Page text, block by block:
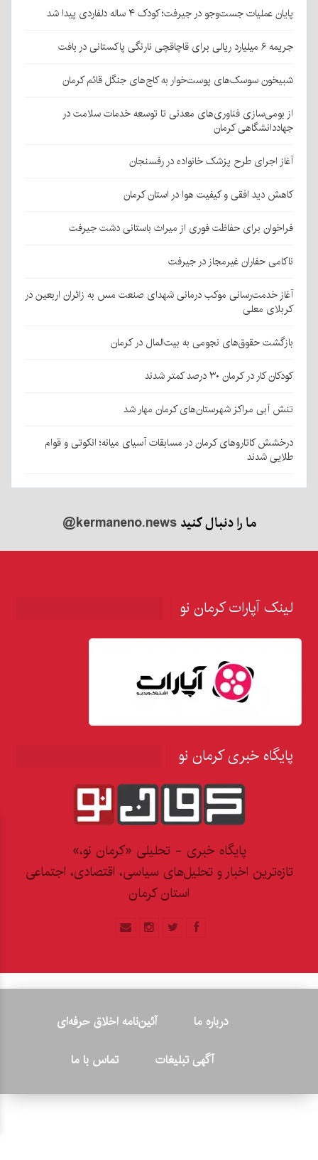
پایان عملیات جست‌وجو در جیرفت؛ کودک ۴ ساله دلفاردی پیدا شد
جریمه ۶ میلیارد ریالی برای قاچاقچی نارنگی پاکستانی در بافت
شبیخون سوسک‌های پوست‌خوار به کاج‌های جنگل قائم کرمان
از بومی‌سازی فناوری‌های معدنی تا توسعه خدمات سلامت در
جهاددانشگاهی کرمان
آغاز اجرای طرح پزشک خانواده در رفسنجان
کاهش دید افقی و کیفیت هوا در استان کرمان
فراخوان برای حفاظت فوری از میراث باستانی دشت جیرفت
ناکامی حفاران غیرمجاز در جیرفت
آغاز خدمت‌رسانی موکب درمانی شهدای صنعت مس به زائران اربعین در
کربلای معلی
بازگشت حقوق‌های نجومی به بیت‌المال در کرمان
کودکان کار در کرمان ۳۰ درصد کمتر شدند
تنش آبی مراکز شهرستان‌های کرمان مهار شد
درخشش کاتاروهای کرمان در مسابقات آسیای میانه؛ انکوتی و قوام
طلایی شدند
ما را دنبال کنید@kermaneno.news
لینک آپارات کرمان نو
پایگاه خبری کرمان نو
پایگاه خبری - تحلیلی «کرمان نو،»
تازه‌ترین اخبار و تحلیل‌های سیاسی، اقتصادی، اجتماعی
استان کرمان
درباره ما
آئین‌نامه اخلاق حرفه‌ای
آگهی تبلیغات
تماس با ما